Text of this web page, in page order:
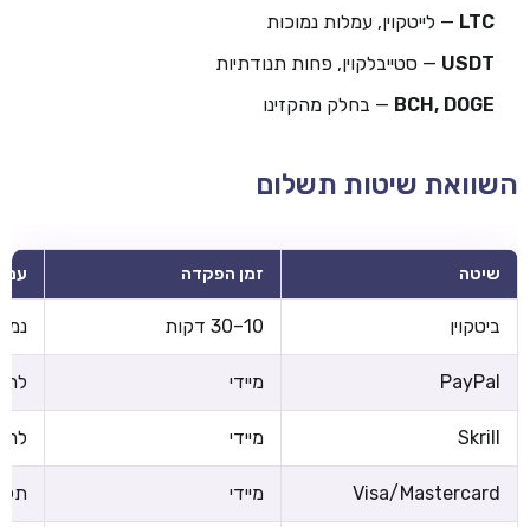
LTC — לייטקוין, עמלות נמוכות
USDT — סטייבלקוין, פחות תנודתיות
BCH, DOGE — בחלק מהקזינו
השוואת שיטות תשלום
שיטה זמן הפקדה
ביטקוין 10–30 דקות
PayPal מיידי
Skrill מיידי
Visa/Mastercard מיידי